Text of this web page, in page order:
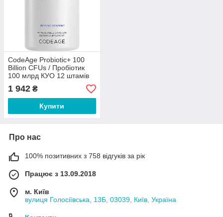
CodeAge Probiotic+ 100
Billion CFUs / Пробіотик
100 млрд КУО 12 штамів
30 капсул
1 942 ₴
Купити
Про нас
100% позитивних з 758 відгуків за рік
Працює з 13.09.2018
м. Київ
вулиця Голосіївська, 13Б, 03039, Київ, Україна